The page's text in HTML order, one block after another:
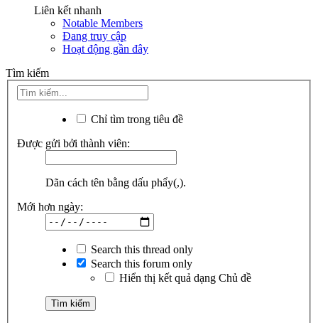
Liên kết nhanh
Notable Members
Đang truy cập
Hoạt động gần đây
Tìm kiếm
Chỉ tìm trong tiêu đề
Được gửi bởi thành viên:
Dãn cách tên bằng dấu phẩy(,).
Mới hơn ngày:
Search this thread only
Search this forum only
Hiển thị kết quả dạng Chủ đề